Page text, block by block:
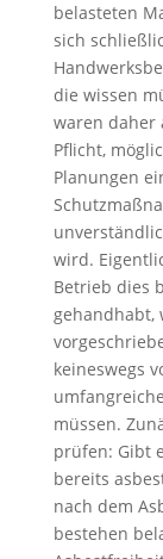
belasteten
sich
die wissen
waren daher
Pflicht,
Planungen
wird.
Betrieb dies
gehandhabt,
keineswegs
müssen.
prüfen: Gibt
bereits
nach dem
bestehen